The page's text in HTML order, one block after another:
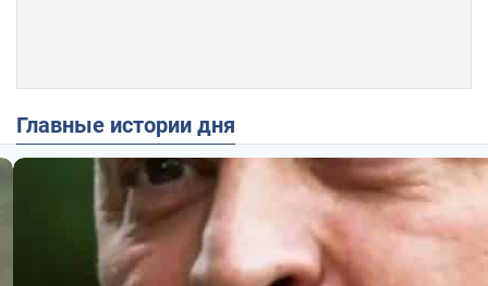
Главные истории дня